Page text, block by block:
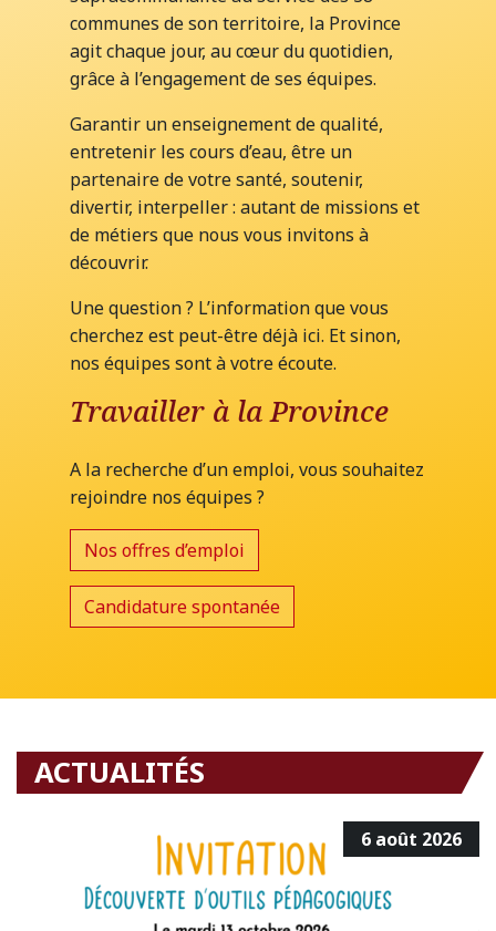
communes de son territoire, la Province
agit chaque jour, au cœur du quotidien,
grâce à l’engagement de ses équipes.
Garantir un enseignement de qualité,
entretenir les cours d’eau, être un
partenaire de votre santé, soutenir,
divertir, interpeller : autant de missions et
de métiers que nous vous invitons à
découvrir.
Une question ? L’information que vous
cherchez est peut-être déjà ici. Et sinon,
nos équipes sont à votre écoute.
Travailler à la Province
A la recherche d’un emploi, vous souhaitez
rejoindre nos équipes ?
Nos offres d’emploi
Candidature spontanée
ACTUALITÉS
6 août 2026